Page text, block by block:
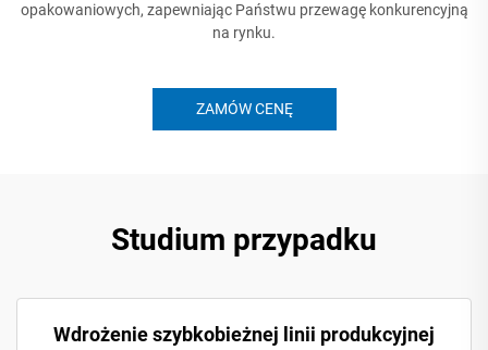
opakowaniowych, zapewniając Państwu przewagę konkurencyjną
na rynku.
ZAMÓW CENĘ
Studium przypadku
Wdrożenie szybkobieżnej linii produkcyjnej